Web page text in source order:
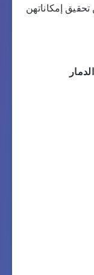
إمكاناتهن